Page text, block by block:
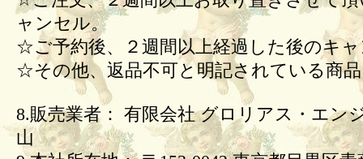
ャンセル。
☆ご予約後、２週間以上経過した後のキ
☆その他、返品不可と明記されている商
8.販売業者： 有限会社 グロリアス・エン
山